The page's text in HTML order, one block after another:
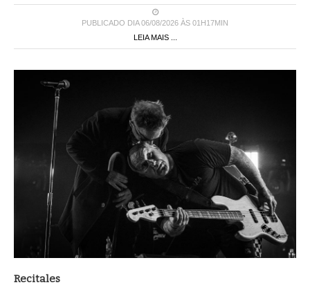
PUBLICADO DIA 06/08/2026 ÀS 01H17MIN
LEIA MAIS ...
Recitales